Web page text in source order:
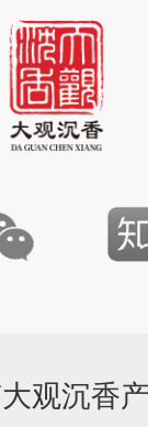
观沉香